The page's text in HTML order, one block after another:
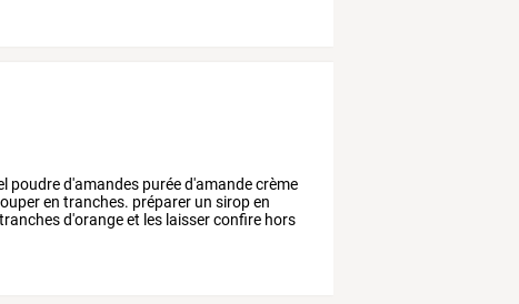
poudred'amandes puréed'amandecrème
en tranches. préparer un siropen
tranchesd'orangeet les laisserconfire hors